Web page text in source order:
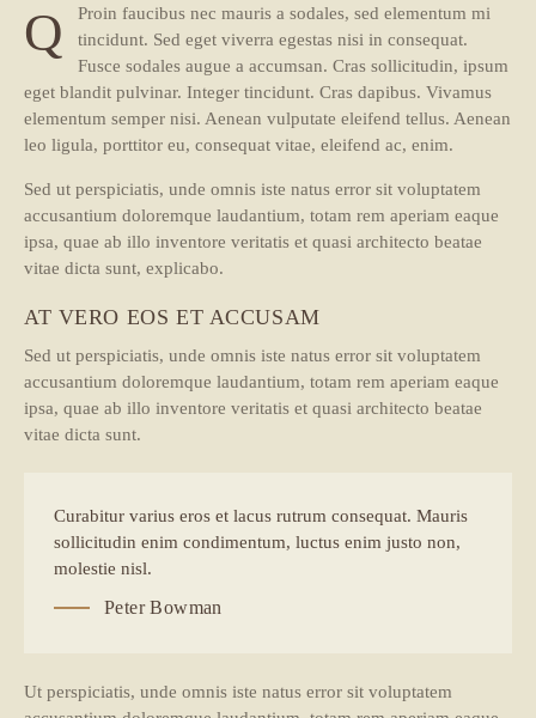
Q
Proin faucibus nec mauris a sodales, sed elementum mi
tincidunt. Sed eget viverra egestas nisi in consequat.
Fusce sodales augue a accumsan. Cras sollicitudin, ipsum
eget blandit pulvinar. Integer tincidunt. Cras dapibus. Vivamus
elementum semper nisi. Aenean vulputate eleifend tellus. Aenean
leo ligula, porttitor eu, consequat vitae, eleifend ac, enim.
Sed ut perspiciatis, unde omnis iste natus error sit voluptatem
accusantium doloremque laudantium, totam rem aperiam eaque
ipsa, quae ab illo inventore veritatis et quasi architecto beatae
vitae dicta sunt, explicabo.
AT VERO EOS ET ACCUSAM
Sed ut perspiciatis, unde omnis iste natus error sit voluptatem
accusantium doloremque laudantium, totam rem aperiam eaque
ipsa, quae ab illo inventore veritatis et quasi architecto beatae
vitae dicta sunt.
Curabitur varius eros et lacus rutrum consequat. Mauris
sollicitudin enim condimentum, luctus enim justo non,
molestie nisl.
Peter Bowman
Ut perspiciatis, unde omnis iste natus error sit voluptatem